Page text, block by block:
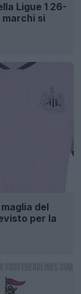
Ligue 1 26-
si
del
per la